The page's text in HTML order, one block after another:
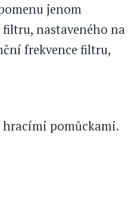
jenom
nastaveného na
frekvence filtru,
pomůckami.